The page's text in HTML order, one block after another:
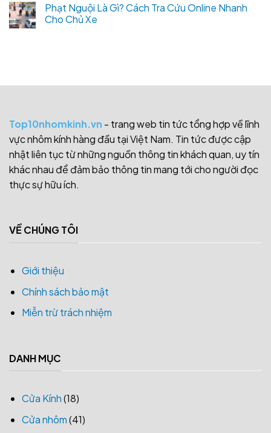
Phạt Nguội Là Gì? Cách Tra Cứu Online Nhanh
Cho Chủ Xe
Top10nhomkinh.vn - trang web tin tức tổng hợp về lĩnh
vực nhôm kính hàng đầu tại Việt Nam. Tin tức được cập
nhật liên tục từ những nguồn thông tin khách quan, uy tín
khác nhau để đảm bảo thông tin mang tới cho người đọc
thực sự hữu ích.
VỀ CHÚNG TÔI
Giới thiệu
Chính sách bảo mật
Miễn trừ trách nhiệm
DANH MỤC
Cửa Kính(18)
Cửa nhôm(41)